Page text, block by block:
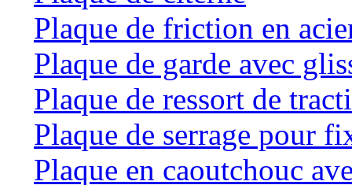
Plaque de friction en
Plaque de garde avec
Plaque de ressort de
Plaque de serrage pour
Plaque en caoutchouc